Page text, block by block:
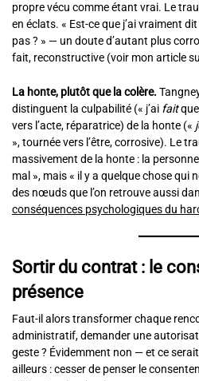
propre vécu comme étant vrai. Le
en éclats. « Est-ce que j’ai vraiment
pas ? » — un doute d’autant plus
fait, reconstructive (voir mon article
La honte, plutôt que la colère.
distinguent la culpabilité (« j’ai fait
vers l’acte, réparatrice) de la honte («
», tournée vers l’être, corrosive). Le
massivement de la honte : la
mal », mais « il y a quelque chose qui
des nœuds que l’on retrouve aussi
conséquences psychologiques du
Sortir du contrat : le
présence
Faut-il alors transformer chaque
administratif, demander une
geste ? Évidemment non — et ce
ailleurs : cesser de penser le